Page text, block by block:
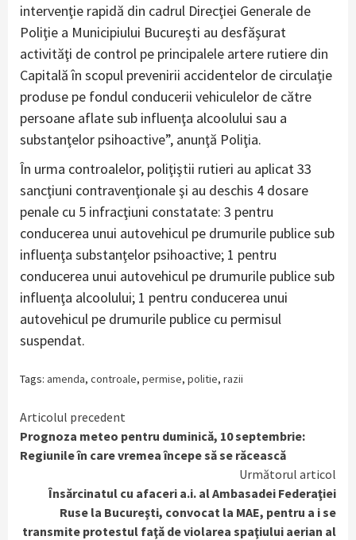
intervenţie rapidă din cadrul Direcţiei Generale de
Poliţie a Municipiului Bucureşti au desfăşurat
activităţi de control pe principalele artere rutiere din
Capitală în scopul prevenirii accidentelor de circulaţie
produse pe fondul conducerii vehiculelor de către
persoane aflate sub influenţa alcoolului sau a
substanţelor psihoactive”, anunţă Poliţia.
În urma controalelor, poliţiştii rutieri au aplicat 33
sancţiuni contravenţionale şi au deschis 4 dosare
penale cu 5 infracţiuni constatate: 3 pentru
conducerea unui autovehicul pe drumurile publice sub
influenţa substanţelor psihoactive; 1 pentru
conducerea unui autovehicul pe drumurile publice sub
influenţa alcoolului; 1 pentru conducerea unui
autovehicul pe drumurile publice cu permisul
suspendat.
Tags: amenda, controale, permise, politie, razii
Continue
Reading
Articolul precedent
Prognoza meteo pentru duminică, 10 septembrie:
Regiunile în care vremea începe să se răcească
Următorul articol
Însărcinatul cu afaceri a.i. al Ambasadei Federaţiei
Ruse la Bucureşti, convocat la MAE, pentru a i se
transmite protestul faţă de violarea spaţiului aerian al